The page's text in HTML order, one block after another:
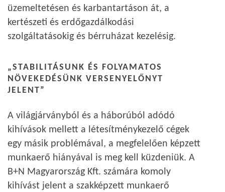
üzemeltetésen és karbantartáson át, a
kertészeti és erdőgazdálkodási
szolgáltatásokig és bérruházat kezelésig.
„STABILITÁSUNK ÉS FOLYAMATOS
NÖVEKEDÉSÜNK VERSENYELŐNYT
JELENT”
A világjárványból és a háborúból adódó
kihívások mellett a létesítménykezelő cégek
egy másik problémával, a megfelelően képzett
munkaerő hiányával is meg kell küzdeniük. A
B+N Magyarország Kft. számára komoly
kihívást jelent a szakképzett munkaerő